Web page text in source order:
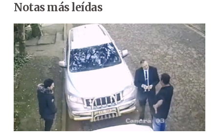
Notas más leídas